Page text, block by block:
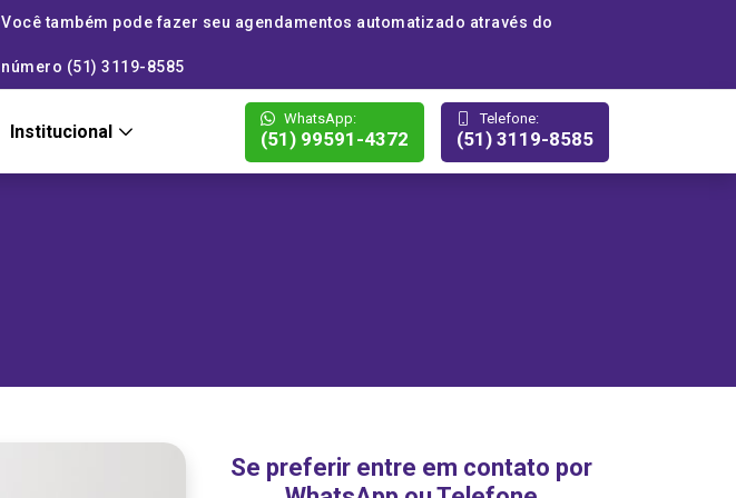
Você também pode fazer seu agendamentos automatizado através do
número (51) 3119-8585
WhatsApp:
(51) 99591-4372
Telefone:
(51) 3119-8585
Institucional
Se preferir entre em contato por